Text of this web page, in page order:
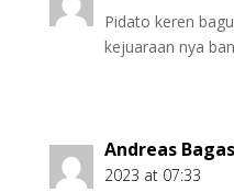
Pidato keren
kejuaraan nya
Andreas
2023 at 07:33